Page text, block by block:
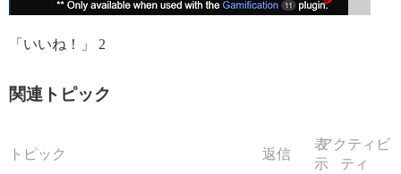
「いいね！」 2
関連トピック
トピック 返信
表
示
アクティビ
ティ